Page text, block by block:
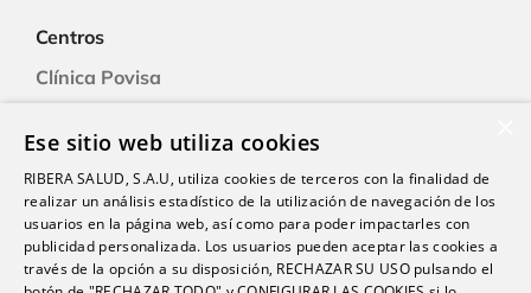
Centros
Clínica Povisa
Ciudad Quesada
Clínica Cartagena
Clínica A Coruña
Ese sitio web utiliza cookies
RIBERA SALUD, S.A.U, utiliza cookies de terceros con la finalidad de
realizar un análisis estadístico de la utilización de navegación de los
usuarios en la página web, así como para poder impactarles con
publicidad personalizada. Los usuarios pueden aceptar las cookies a
través de la opción a su disposición, RECHAZAR SU USO pulsando el